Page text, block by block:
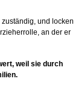
und locken
an der er
weil sie durch